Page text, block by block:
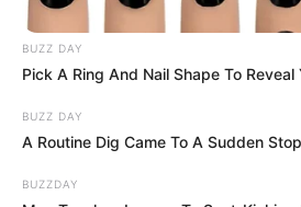
BUZZ DAY
Pick A Ring And Nail Shape To
BUZZ DAY
A Routine Dig Came To A Sudden
BUZZDAY